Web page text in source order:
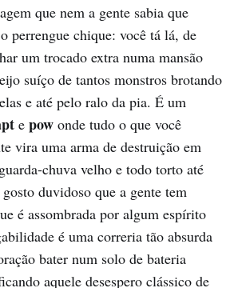
que nem a gente sabia que
perrengue chique: você tá lá, de
um trocado extra numa mansão
suíço de tantos monstros brotando
e até pelo ralo da pia. É um
e pow onde tudo o que você
vira uma arma de destruição em
chuva velho e todo torto até
duvidoso que a gente tem
é assombrada por algum espírito
é uma correria tão absurda
bater num solo de bateria
aquele desespero clássico de